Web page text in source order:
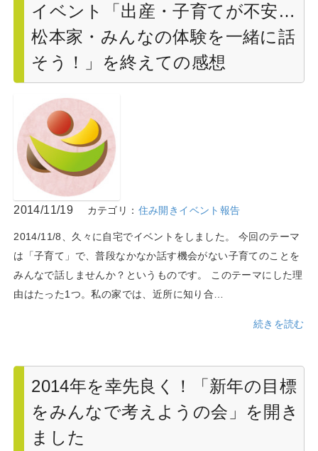
イベント「出産・子育てが不安…
松本家・みんなの体験を一緒に話
そう！」を終えての感想
2014/11/19 カテゴリ： 住み開きイベント報告
2014/11/8、久々に自宅でイベントをしました。 今回のテーマ
は「子育て」で、普段なかなか話す機会がない子育てのことを
みんなで話しませんか？というものです。 このテーマにした理
由はたった1つ。私の家では、近所に知り合…
続きを読む
2014年を幸先良く！「新年の目標
をみんなで考えようの会」を開き
ました